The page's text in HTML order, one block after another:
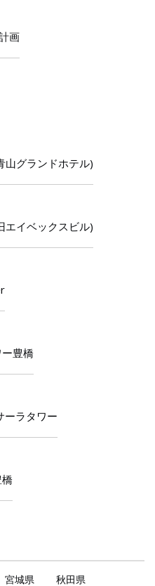
画
山グランドホテル)
エイベックスビル)
豊橋
ーラタワー
宮城県
秋田県